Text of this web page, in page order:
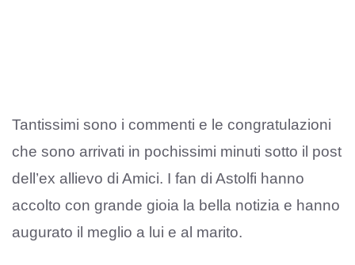
Tantissimi sono i commenti e le congratulazioni
che sono arrivati in pochissimi minuti sotto il post
dell’ex allievo di Amici. I fan di Astolfi hanno
accolto con grande gioia la bella notizia e hanno
augurato il meglio a lui e al marito.